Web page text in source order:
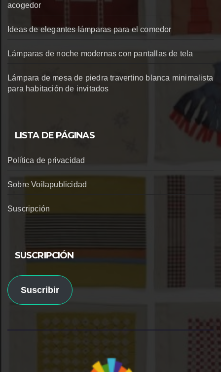
acogedor
Ideas de elegantes lámparas para el comedor
Lámparas de noche modernas con pantallas de tela
Lámpara de mesa de piedra travertino blanca minimalista
para habitación de invitados
LISTA DE PÁGINAS
Política de privacidad
Sobre Voilapublicidad
Suscripción
SUSCRIPCIÓN
Suscribir